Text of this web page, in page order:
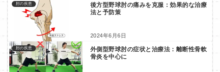
肘の疾患
後方型野球肘の痛みを克服：効果的な治療
法と予防策
2024年6月6日
肘の疾患
外側型野球肘の症状と治療法：離断性骨軟
骨炎を中心に